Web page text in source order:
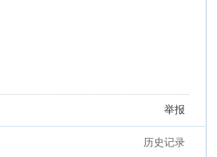
举报
历史记录